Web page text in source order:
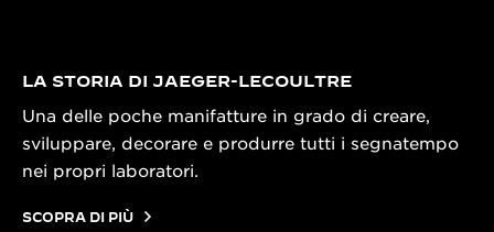
LA STORIA DI JAEGER-LECOULTRE
Una delle poche manifatture in grado di creare,
sviluppare, decorare e produrre tutti i segnatempo
nei propri laboratori.
SCOPRA DI PIÙ